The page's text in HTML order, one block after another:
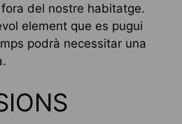
del nostre habitatge.
element que es pugui
podrà necessitar una